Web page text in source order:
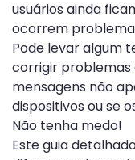
usuários ainda
ocorrem
Pode levar algum
corrigir problemas
mensagens não
dispositivos ou se
Não tenha medo!
Este guia